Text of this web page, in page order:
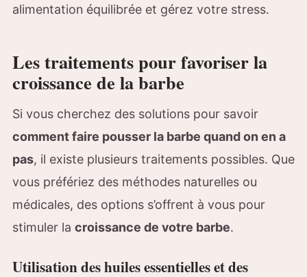
alimentation équilibrée et gérez votre stress.
Les traitements pour favoriser la
croissance de la barbe
Si vous cherchez des solutions pour savoir
comment faire pousser la barbe quand on en a
pas, il existe plusieurs traitements possibles. Que
vous préfériez des méthodes naturelles ou
médicales, des options s’offrent à vous pour
stimuler la croissance de votre barbe.
Utilisation des huiles essentielles et des